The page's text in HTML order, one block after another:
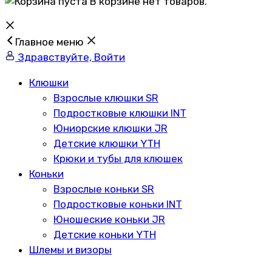
Главное меню
Здравствуйте, Войти
Клюшки
Взрослые клюшки SR
Подростковые клюшки INT
Юниорские клюшки JR
Детские клюшки YTH
Крюки и тубы для клюшек
Коньки
Взрослые коньки SR
Подростковые коньки INT
Юношеские коньки JR
Детские коньки YTH
Шлемы и визоры